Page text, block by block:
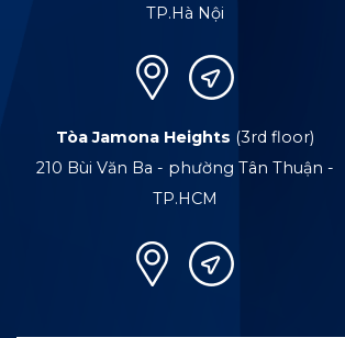
TP.Hà Nội
Tòa Jamona Heights (3rd floor)
210 Bùi Văn Ba - phường Tân Thuận -
TP.HCM